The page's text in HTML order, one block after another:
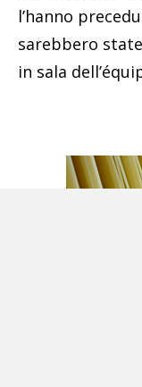
l’hanno
sarebbero
in sala